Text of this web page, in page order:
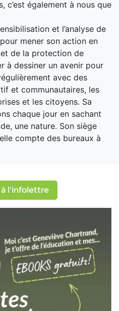
c’est également à nous que
et l’analyse de
mener son action en
de la protection de
à dessiner un avenir pour
avec des
et communautaires, les
et les citoyens. Sa
chaque jour en sachant
une nature. Son siège
compte des bureaux à
à l'infolettre